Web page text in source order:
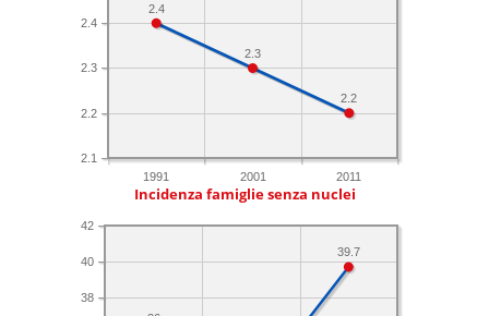
1991 2001 2011
2.1
2.2
2.3
2.4
2.2
2.3
2.4
Incidenza famiglie senza nuclei
38
40
42
39.7